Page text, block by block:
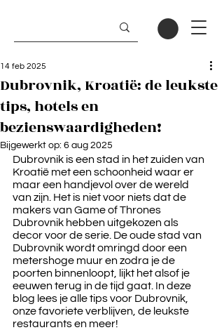
Dubrovnik, Kroatië: de leukste
tips, hotels en
bezienswaardigheden!
14 feb 2025
Bijgewerkt op: 6 aug 2025
Dubrovnik is een stad in het zuiden van
Kroatië met een schoonheid waar er
maar een handjevol over de wereld
van zijn. Het is niet voor niets dat de
makers van Game of Thrones
Dubrovnik hebben uitgekozen als
decor voor de serie. De oude stad van
Dubrovnik wordt omringd door een
metershoge muur en zodra je de
poorten binnenloopt, lijkt het alsof je
eeuwen terug in de tijd gaat. In deze
blog lees je alle tips voor Dubrovnik,
onze favoriete verblijven, de leukste
restaurants en meer!